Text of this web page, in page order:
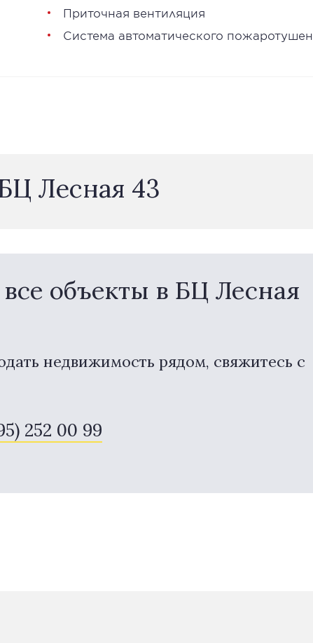
Приточная вентиляция
Система автоматического
Лесная 43
объекты в БЦ Лесная
недвижимость рядом, свяжитесь с
252 00 99